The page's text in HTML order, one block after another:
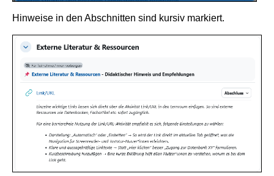
Hinweise in den Abschnitten sind kursiv markiert.